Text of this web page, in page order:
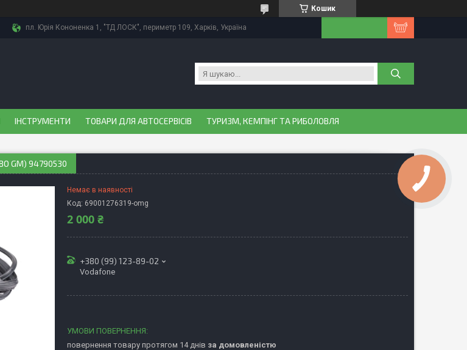
Кошик
пл. Юрія Кононенка 1, "ТД ЛОСК", периметр 109, Харків, Україна
ІНСТРУМЕНТИ ТОВАРИ ДЛЯ АВТОСЕРВІСІВ ТУРИЗМ, КЕМПІНГ ТА РИБОЛОВЛЯ
GM) 94790530
Немає в наявності
Код: 69001276319-omg
2 000 ₴
+380 (99) 123-89-02
Vodafone
повернення товару протягом 14 днів за домовленістю
КНОПКА
ЗВ'ЯЗКУ